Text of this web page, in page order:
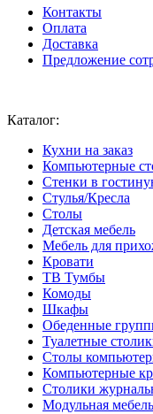
Контакты
Оплата
Доставка
Предложение
Каталог:
Кухни на заказ
Компьютерные
Стенки в
Стулья/Кресла
Столы
Детская мебель
Мебель для
Кровати
ТВ Тумбы
Комоды
Шкафы
Обеденные
Туалетные
Столы
Компьютерные
Столики
Модульная